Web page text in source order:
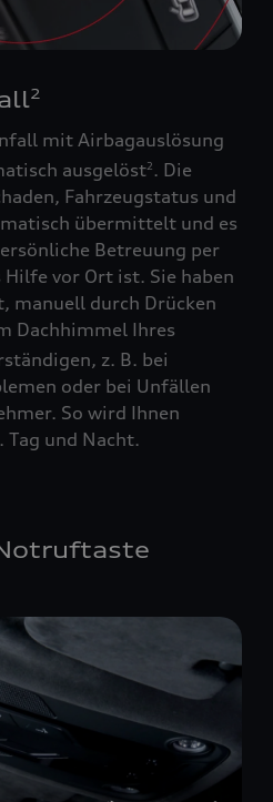
2
mit Airbagauslösung
ausgelöst2 . Die
Fahrzeugstatus und
übermittelt und es
Betreuung per
vor Ort ist. Sie haben
manuell durch Drücken
Dachhimmel Ihres
z. B. bei
oder bei Unfällen
So wird Ihnen
und Nacht.